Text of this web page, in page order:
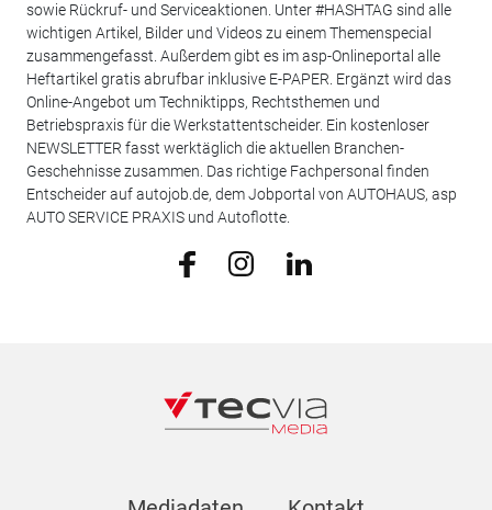
sowie Rückruf- und Serviceaktionen. Unter #HASHTAG sind alle
wichtigen Artikel, Bilder und Videos zu einem Themenspecial
zusammengefasst. Außerdem gibt es im asp-Onlineportal alle
Heftartikel gratis abrufbar inklusive E-PAPER. Ergänzt wird das
Online-Angebot um Techniktipps, Rechtsthemen und
Betriebspraxis für die Werkstattentscheider. Ein kostenloser
NEWSLETTER fasst werktäglich die aktuellen Branchen-
Geschehnisse zusammen. Das richtige Fachpersonal finden
Entscheider auf autojob.de, dem Jobportal von AUTOHAUS, asp
AUTO SERVICE PRAXIS und Autoflotte.